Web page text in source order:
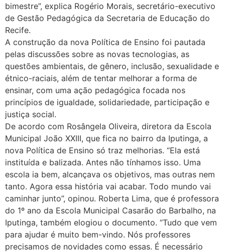
bimestre”, explica Rogério Morais, secretário-executivo
de Gestão Pedagógica da Secretaria de Educação do
Recife.
A construção da nova Política de Ensino foi pautada
pelas discussões sobre as novas tecnologias, as
questões ambientais, de gênero, inclusão, sexualidade e
étnico-raciais, além de tentar melhorar a forma de
ensinar, com uma ação pedagógica focada nos
princípios de igualdade, solidariedade, participação e
justiça social.
De acordo com Rosângela Oliveira, diretora da Escola
Municipal João XXIII, que fica no bairro da Iputinga, a
nova Política de Ensino só traz melhorias. “Ela está
instituída e balizada. Antes não tínhamos isso. Uma
escola ia bem, alcançava os objetivos, mas outras nem
tanto. Agora essa história vai acabar. Todo mundo vai
caminhar junto”, opinou. Roberta Lima, que é professora
do 1º ano da Escola Municipal Casarão do Barbalho, na
Iputinga, também elogiou o documento. “Tudo que vem
para ajudar é muito bem-vindo. Nós professores
precisamos de novidades como essas. É necessário